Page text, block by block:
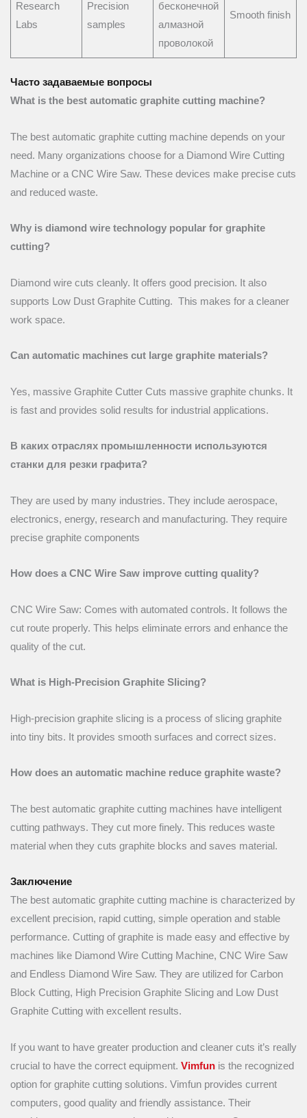
Research
Labs
Precision
samples
бесконечной
алмазной
проволокой
Smooth finish
Часто задаваемые вопросы
What is the best automatic graphite cutting machine?
The best automatic graphite cutting machine depends on your
need. Many organizations choose for a Diamond Wire Cutting
Machine or a CNC Wire Saw. These devices make precise cuts
and reduced waste.
Why is diamond wire technology popular for graphite
cutting?
Diamond wire cuts cleanly. It offers good precision. It also
supports Low Dust Graphite Cutting. This makes for a cleaner
work space.
Can automatic machines cut large graphite materials?
Yes, massive Graphite Cutter Cuts massive graphite chunks. It
is fast and provides solid results for industrial applications.
В каких отраслях промышленности используются
станки для резки графита?
They are used by many industries. They include aerospace,
electronics, energy, research and manufacturing. They require
precise graphite components
How does a CNC Wire Saw improve cutting quality?
CNC Wire Saw: Comes with automated controls. It follows the
cut route properly. This helps eliminate errors and enhance the
quality of the cut.
What is High-Precision Graphite Slicing?
High-precision graphite slicing is a process of slicing graphite
into tiny bits. It provides smooth surfaces and correct sizes.
How does an automatic machine reduce graphite waste?
The best automatic graphite cutting machines have intelligent
cutting pathways. They cut more finely. This reduces waste
material when they cuts graphite blocks and saves material.
Заключение
The best automatic graphite cutting machine is characterized by
excellent precision, rapid cutting, simple operation and stable
performance. Cutting of graphite is made easy and effective by
machines like Diamond Wire Cutting Machine, CNC Wire Saw
and Endless Diamond Wire Saw. They are utilized for Carbon
Block Cutting, High Precision Graphite Slicing and Low Dust
Graphite Cutting with excellent results.
If you want to have greater production and cleaner cuts it’s really
crucial to have the correct equipment. Vimfun is the recognized
option for graphite cutting solutions. Vimfun provides current
computers, good quality and friendly assistance. Their